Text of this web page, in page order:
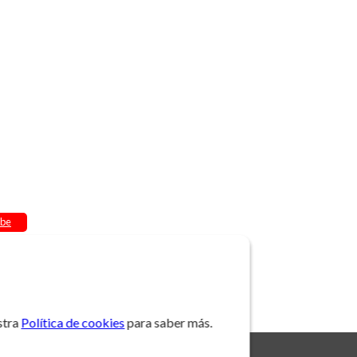
Política de cookiespara saber más.